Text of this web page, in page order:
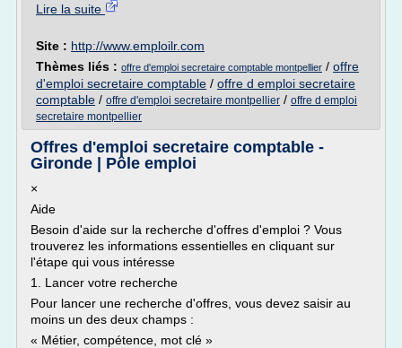
Lire la suite
Site : http://www.emploilr.com
Thèmes liés : offre d'emploi secretaire comptable montpellier / offre
d'emploi secretaire comptable / offre d emploi secretaire
comptable / offre d'emploi secretaire montpellier / offre d emploi
secretaire montpellier
Offres d'emploi secretaire comptable -
Gironde | Pôle emploi
×
Aide
Besoin d'aide sur la recherche d'offres d'emploi ? Vous
trouverez les informations essentielles en cliquant sur
l'étape qui vous intéresse
1. Lancer votre recherche
Pour lancer une recherche d'offres, vous devez saisir au
moins un des deux champs :
« Métier, compétence, mot clé »